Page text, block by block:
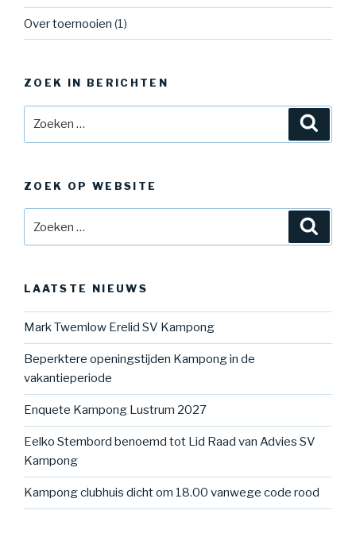
Over toernooien (1)
ZOEK IN BERICHTEN
ZOEK OP WEBSITE
naar:
LAATSTE NIEUWS
Mark Twemlow Erelid SV Kampong
Beperktere openingstijden Kampong in de
vakantieperiode
Enquete Kampong Lustrum 2027
Eelko Stembord benoemd tot Lid Raad van Advies SV
Kampong
Kampong clubhuis dicht om 18.00 vanwege code rood